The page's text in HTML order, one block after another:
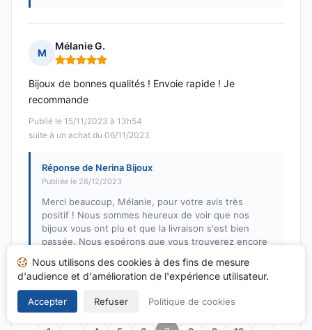
M
Mélanie G.
Note : 5 sur 5
Publié le 15/11/2023 à 13h54
suite à un achat du 06/11/2023
Bijoux de bonnes qualités ! Envoie rapide ! Je
recommande
Réponse de Nerina Bijoux
Publiée le 28/12/2023
Merci beaucoup, Mélanie, pour votre avis très
positif ! Nous sommes heureux de voir que nos
bijoux vous ont plu et que la livraison s'est bien
passée. Nous espérons que vous trouverez encore
Nous utilisons des cookies à des fins de mesure
d'audience et d'amélioration de l'expérience utilisateur.
Accepter Refuser Politique de cookies